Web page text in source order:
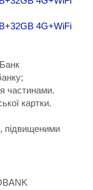
частинами.
картки.
підвищеними